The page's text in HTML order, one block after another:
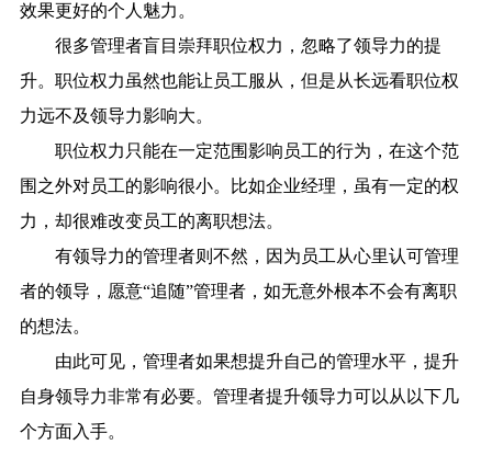
效果更好的个人魅力。
很多管理者盲目崇拜职位权力，忽略了领导力的提
升。职位权力虽然也能让员工服从，但是从长远看职位权
力远不及领导力影响大。
职位权力只能在一定范围影响员工的行为，在这个范
围之外对员工的影响很小。比如企业经理，虽有一定的权
力，却很难改变员工的离职想法。
有领导力的管理者则不然，因为员工从心里认可管理
者的领导，愿意“追随”管理者，如无意外根本不会有离职
的想法。
由此可见，管理者如果想提升自己的管理水平，提升
自身领导力非常有必要。管理者提升领导力可以从以下几
个方面入手。